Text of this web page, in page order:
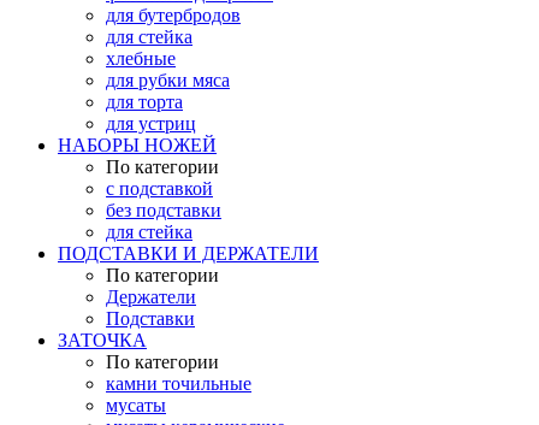
для бутербродов
для стейка
хлебные
для рубки мяса
для торта
для устриц
НАБОРЫ НОЖЕЙ
По категории
с подставкой
без подставки
для стейка
ПОДСТАВКИ И ДЕРЖАТЕЛИ
По категории
Держатели
Подставки
ЗАТОЧКА
По категории
камни точильные
мусаты